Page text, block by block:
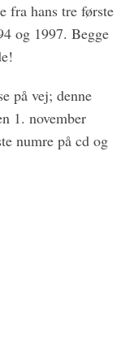
fra hans tre første
og 1997. Begge
på vej; denne
1. november
numre på cd og